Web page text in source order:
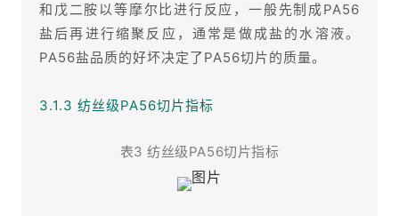
和戊二胺以等摩尔比进行反应，一般先制成PA56
盐后再进行缩聚反应，通常是做成盐的水溶液。
PA56盐品质的好坏决定了PA56切片的质量。
3.1.3 纺丝级PA56切片指标
表3 纺丝级PA56切片指标